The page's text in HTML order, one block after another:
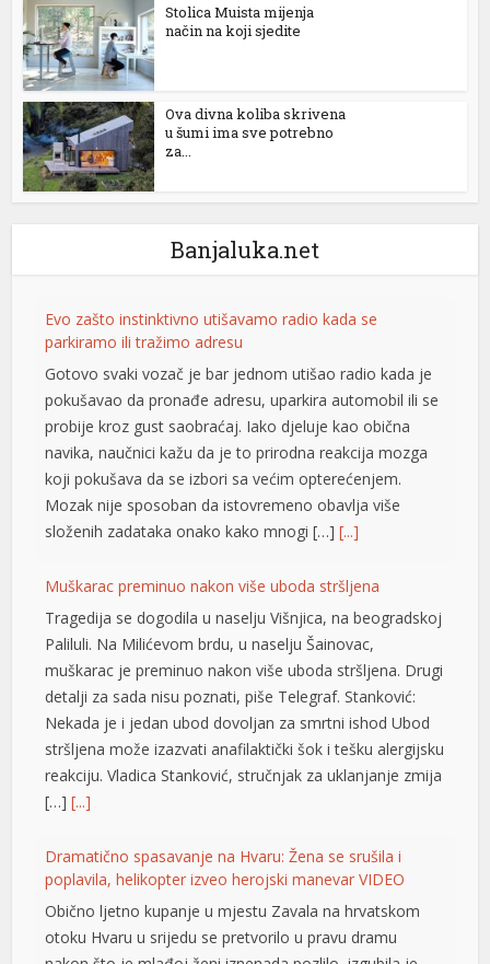
Stolica Muista mijenja
način na koji sjedite
Ova divna koliba skrivena
u šumi ima sve potrebno
za...
Banjaluka.net
Evo zašto instinktivno utišavamo radio kada se
parkiramo ili tražimo adresu
Gotovo svaki vozač je bar jednom utišao radio kada je
pokušavao da pronađe adresu, uparkira automobil ili se
probije kroz gust saobraćaj. Iako djeluje kao obična
navika, naučnici kažu da je to prirodna reakcija mozga
koji pokušava da se izbori sa većim opterećenjem.
Mozak nije sposoban da istovremeno obavlja više
složenih zadataka onako kako mnogi […][...]
Muškarac preminuo nakon više uboda stršljena
Tragedija se dogodila u naselju Višnjica, na beogradskoj
Paliluli. Na Milićevom brdu, u naselju Šainovac,
muškarac je preminuo nakon više uboda stršljena. Drugi
detalji za sada nisu poznati, piše Telegraf. Stanković:
Nekada je i jedan ubod dovoljan za smrtni ishod Ubod
stršljena može izazvati anafilaktički šok i tešku alergijsku
reakciju. Vladica Stanković, stručnjak za uklanjanje zmija
[…][...]
Dramatično spasavanje na Hvaru: Žena se srušila i
poplavila, helikopter izveo herojski manevar VIDEO
Obično ljetno kupanje u mjestu Zavala na hrvatskom
otoku Hvaru u srijedu se pretvorilo u pravu dramu